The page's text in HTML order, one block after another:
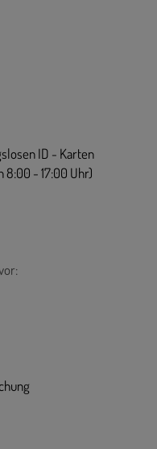
ID - Karten
8:00 - 17:00 Uhr)